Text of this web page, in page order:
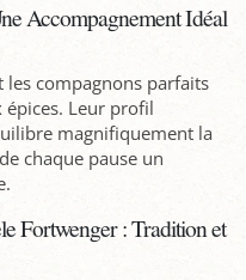
Accompagnement Idéal
les compagnons parfaits
Leur profil
magnifiquement la
chaque pause un
Fortwenger : Tradition et